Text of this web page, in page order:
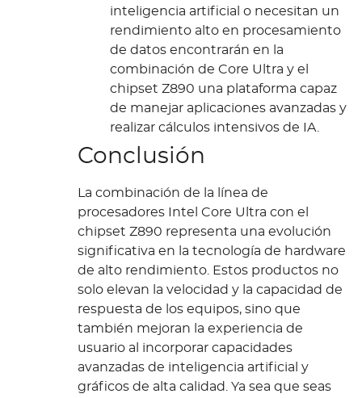
inteligencia artificial o necesitan un
rendimiento alto en procesamiento
de datos encontrarán en la
combinación de Core Ultra y el
chipset Z890 una plataforma capaz
de manejar aplicaciones avanzadas y
realizar cálculos intensivos de IA.
Conclusión
La combinación de la línea de
procesadores Intel Core Ultra con el
chipset Z890 representa una evolución
significativa en la tecnología de hardware
de alto rendimiento. Estos productos no
solo elevan la velocidad y la capacidad de
respuesta de los equipos, sino que
también mejoran la experiencia de
usuario al incorporar capacidades
avanzadas de inteligencia artificial y
gráficos de alta calidad. Ya sea que seas